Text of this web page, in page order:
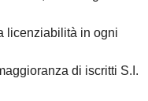
licenziabilità in ogni
di iscritti S.I.